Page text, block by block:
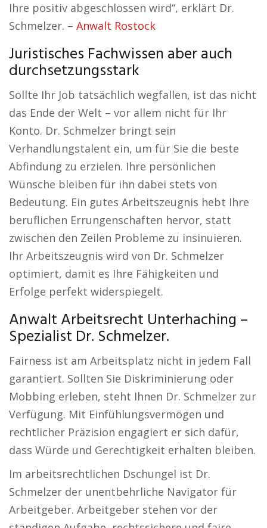
Ihre positiv abgeschlossen wird“, erklärt Dr.
Schmelzer. – Anwalt Rostock
Juristisches Fachwissen aber auch
durchsetzungsstark
Sollte Ihr Job tatsächlich wegfallen, ist das nicht
das Ende der Welt – vor allem nicht für Ihr
Konto. Dr. Schmelzer bringt sein
Verhandlungstalent ein, um für Sie die beste
Abfindung zu erzielen. Ihre persönlichen
Wünsche bleiben für ihn dabei stets von
Bedeutung. Ein gutes Arbeitszeugnis hebt Ihre
beruflichen Errungenschaften hervor, statt
zwischen den Zeilen Probleme zu insinuieren.
Ihr Arbeitszeugnis wird von Dr. Schmelzer
optimiert, damit es Ihre Fähigkeiten und
Erfolge perfekt widerspiegelt.
Anwalt Arbeitsrecht Unterhaching –
Spezialist Dr. Schmelzer.
Fairness ist am Arbeitsplatz nicht in jedem Fall
garantiert. Sollten Sie Diskriminierung oder
Mobbing erleben, steht Ihnen Dr. Schmelzer zur
Verfügung. Mit Einfühlungsvermögen und
rechtlicher Präzision engagiert er sich dafür,
dass Würde und Gerechtigkeit erhalten bleiben.
Im arbeitsrechtlichen Dschungel ist Dr.
Schmelzer der unentbehrliche Navigator für
Arbeitgeber. Arbeitgeber stehen vor der